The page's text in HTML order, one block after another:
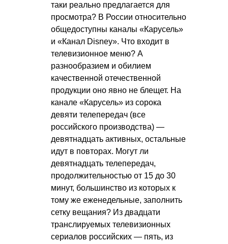
таки реально предлагается для
просмотра? В России относительно
общедоступны каналы «Карусель»
и «Канал Disney». Что входит в
телевизионное меню? А
разнообразием и обилием
качественной отечественной
продукции оно явно не блещет. На
канале «Карусель» из сорока
девяти телепередач (все
российского производства) —
девятнадцать активных, остальные
идут в повторах. Могут ли
девятнадцать телепередач,
продолжительностью от 15 до 30
минут, большинство из которых к
тому же еженедельные, заполнить
сетку вещания? Из двадцати
транслируемых телевизионных
сериалов российских — пять, из